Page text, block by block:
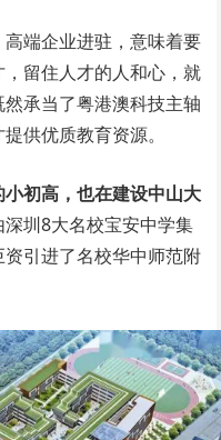
端企业进驻，意味着要
留住人才的人和心，就
承当了粤港澳科技主轴
供优质教育资源。
初高，也在建设中山大
圳8大名校宝安中学集
引进了名校华中师范附